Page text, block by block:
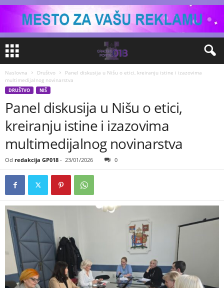
Naslovna Društvo
Panel diskusija u Nišu o etici, kreiranju istine i izazovima
multimedijalnog novinarstva
DRUŠTVO NIŠ
Panel diskusija u Nišu o etici,
kreiranju istine i izazovima
multimedijalnog novinarstva
Od redakcija GP018 - 23/01/2026 0